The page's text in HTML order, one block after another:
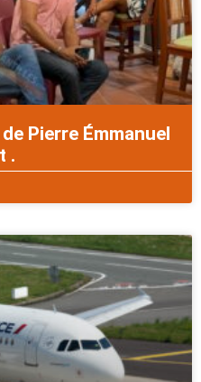
Pierre Émmanuel
.